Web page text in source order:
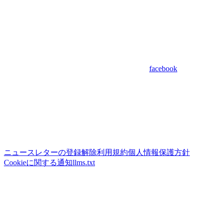
facebook
ニュースレターの登録解除利用規約個人情報保護方針
Cookieに関する通知llms.txt